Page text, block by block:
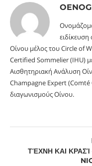
Οίνου μέλος του Circle of
Certified Sommelier (IHU)
Αισθητηριακή Ανάλυση
Champagne Expert (Comté
διαγωνισμούς Οίνου.
ΤΈΧΝΗ ΚΑΙ ΚΡΑΣΊ